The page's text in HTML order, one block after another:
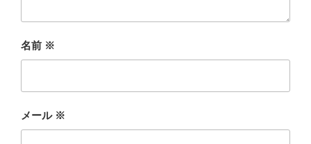
名前 ※
メール ※